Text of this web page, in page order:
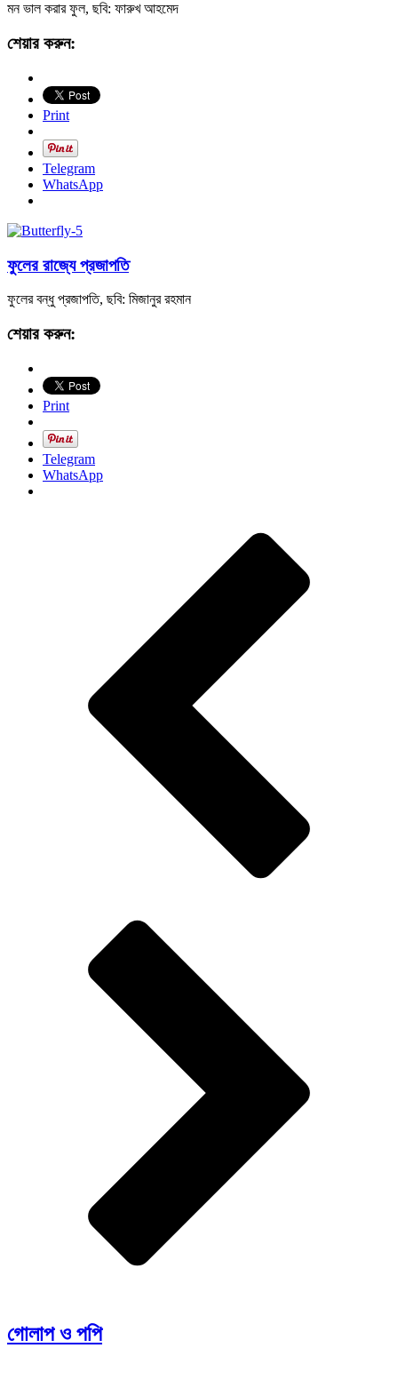
মন ভাল করার ফুল, ছবি: ফারুখ আহমেদ
শেয়ার করুন:
Print
Telegram
WhatsApp
ফুলের রাজ্যে প্রজাপতি
ফুলের বন্ধু প্রজাপতি, ছবি: মিজানুর রহমান
শেয়ার করুন:
Print
Telegram
WhatsApp
গোলাপ ও পপি